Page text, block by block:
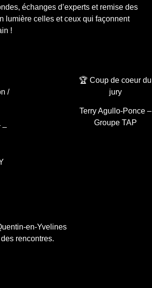
échanges d’experts et remise des
lumière celles et ceux qui façonnent
!
/
–
🏆 Coup de coeur du
jury
Terry Agullo-Ponce –
Groupe TAP
en-Yvelines
rencontres.